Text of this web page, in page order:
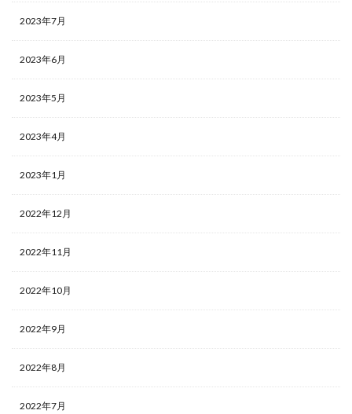
2023年7月
2023年6月
2023年5月
2023年4月
2023年1月
2022年12月
2022年11月
2022年10月
2022年9月
2022年8月
2022年7月